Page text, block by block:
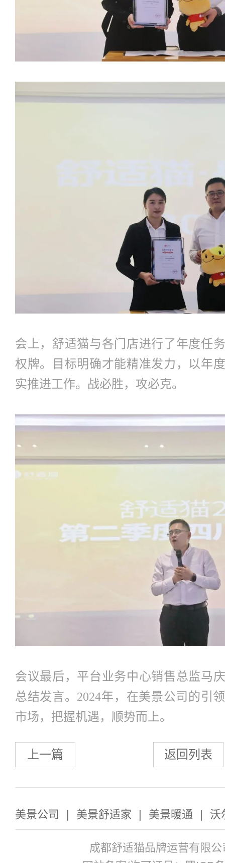
会上，舒适猫与各门店进行了年度任
权牌。目标明确才能精准发力，以年
实推进工作。战必胜，攻必克。
会议最后，平台业务中心销售总监马
总结发言。2024年，在美景公司的引
市场，把握机遇，顺势而上。
上一篇 返回列表
美景公司 | 美景舒适家 | 美景暖通 | 沃
成都舒适猫品牌运营有限